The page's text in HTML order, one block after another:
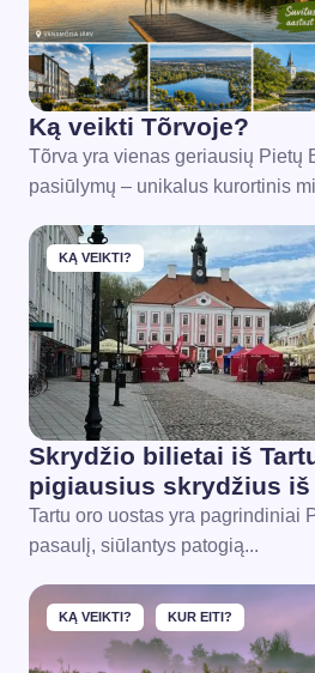
Ką veikti Tõrvoje?
Tõrva yra vienas geriausių Pietų
pasiūlymų – unikalus kurortinis
KĄ VEIKTI?
Skrydžio bilietai iš
pigiausius skrydžius
Tartu oro uostas yra pagrindiniai
pasaulį, siūlantys patogią...
KĄ VEIKTI? KUR EITI?